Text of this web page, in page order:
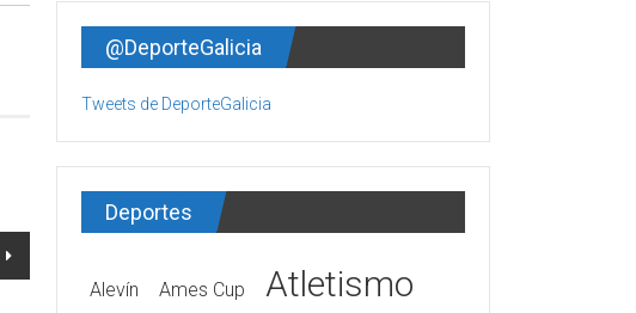
@DeporteGalicia
Tweets de DeporteGalicia
Deportes
Alevín Ames Cup Atletismo